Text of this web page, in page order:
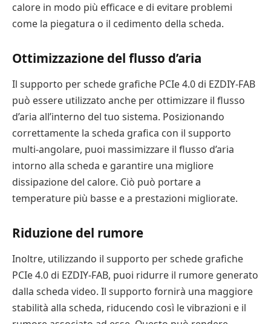
calore in modo più efficace e di evitare problemi
come la piegatura o il cedimento della scheda.
Ottimizzazione del flusso d’aria
Il supporto per schede grafiche PCIe 4.0 di EZDIY-FAB
può essere utilizzato anche per ottimizzare il flusso
d’aria all’interno del tuo sistema. Posizionando
correttamente la scheda grafica con il supporto
multi-angolare, puoi massimizzare il flusso d’aria
intorno alla scheda e garantire una migliore
dissipazione del calore. Ciò può portare a
temperature più basse e a prestazioni migliorate.
Riduzione del rumore
Inoltre, utilizzando il supporto per schede grafiche
PCIe 4.0 di EZDIY-FAB, puoi ridurre il rumore generato
dalla scheda video. Il supporto fornirà una maggiore
stabilità alla scheda, riducendo così le vibrazioni e il